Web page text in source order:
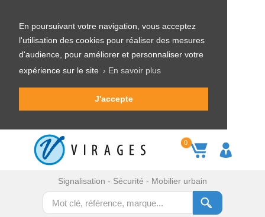
En poursuivant votre navigation, vous acceptez
l'utilisation des cookies pour réaliser des mesures
d'audience, pour améliorer et personnaliser votre
expérience sur le site › En savoir plus
J'accepte
0
Signalisation - Sécurité - Mobilier urbain